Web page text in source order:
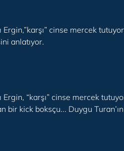
cinse mercek
anlatıyor.
Ergin, “karşı” cinse mercek
kick boksçu... Duygu Turan’ın